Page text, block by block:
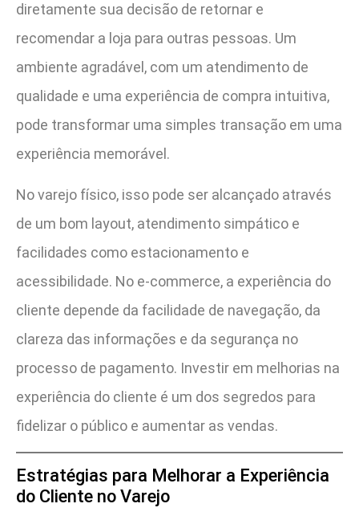
diretamente sua decisão de retornar e
recomendar a loja para outras pessoas. Um
ambiente agradável, com um atendimento de
qualidade e uma experiência de compra intuitiva,
pode transformar uma simples transação em uma
experiência memorável.
No varejo físico, isso pode ser alcançado através
de um bom layout, atendimento simpático e
facilidades como estacionamento e
acessibilidade. No e-commerce, a experiência do
cliente depende da facilidade de navegação, da
clareza das informações e da segurança no
processo de pagamento. Investir em melhorias na
experiência do cliente é um dos segredos para
fidelizar o público e aumentar as vendas.
Estratégias para Melhorar a Experiência
do Cliente no Varejo